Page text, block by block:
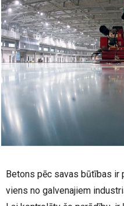
Betons pēc savas būtības ir
viens no galvenajiem